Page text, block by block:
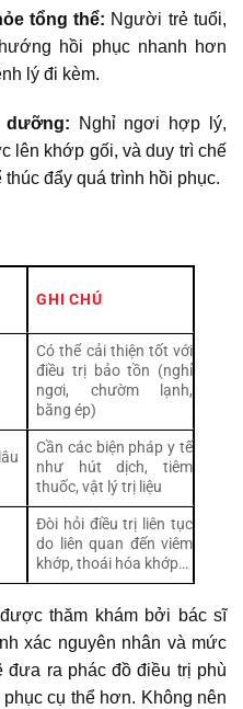
tổng thể: Người trẻ tuổi,
hồi phục nhanh hơn
lý đi kèm.
dưỡng: Nghỉ ngơi hợp lý,
lên khớp gối, và duy trì chế
đẩy quá trình hồi phục.
GHI CHÚ
Có thể cải thiện tốt với
điều trị bảo tồn (nghỉ
ngơi, chườm lạnh,
băng ép)
Cần các biện pháp y tế
như hút dịch, tiêm
thuốc, vật lý trị liệu
Đòi hỏi điều trị liên tục
do liên quan đến viêm
khớp, thoái hóa khớp…
thăm khám bởi bác sĩ
xác nguyên nhân và mức
đưa ra phác đồ điều trị phù
cụ thể hơn. Không nên